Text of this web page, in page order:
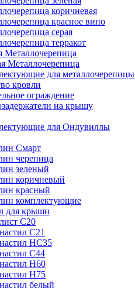
коричневая
красное вино
серая
терракот
Металлочерепица
Металлочерепица
для металлочерепицы
кровли
ограждение
на крышу
для Ондувиллы
Смарт
черепица
зеленый
коричневый
красный
комплектующие
для крыши
С20
С21
НС35
С44
Н60
Н75
белый